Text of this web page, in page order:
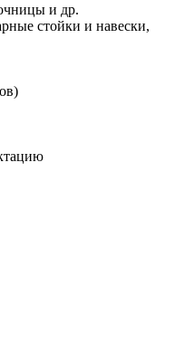
и др.
стойки и навески,